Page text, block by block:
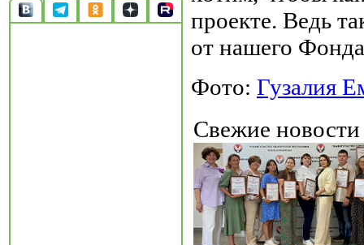
проекте. Ведь
от нашего
Фото: Гузалия
Свежие